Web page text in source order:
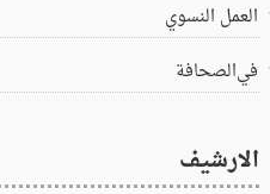
العمل النسوي
في‌الصحافة
الارشيف